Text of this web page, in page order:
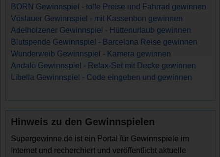
BORN Gewinnspiel - tolle Preise und Fahrrad gewinnen
Vöslauer Gewinnspiel - mit Kassenbon gewinnen
Adelholzener Gewinnspiel - Hüttenurlaub gewinnen
Blutspende Gewinnspiel - Barcelona Reise gewinnen
Wunderweib Gewinnspiel - Kamera gewinnen
Andalö Gewinnspiel - Relax-Set mit Decke gewinnen
Libella Gewinnspiel - Code eingeben und gewinnen
Hinweis zu den Gewinnspielen
Supergewinne.de ist ein Portal für Gewinnspiele im
Internet und recherchiert und veröffentlicht aktuelle